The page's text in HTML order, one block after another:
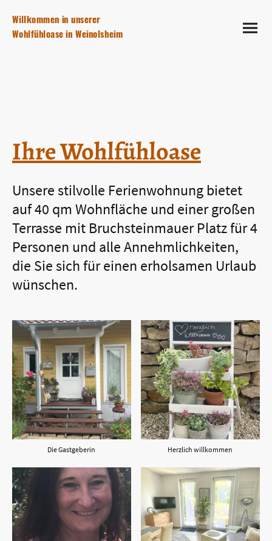
Willkommen in unserer
Wohlfühloase in Weinolsheim
Ihre Wohlfühloase
Unsere stilvolle Ferienwohnung bietet
auf 40 qm Wohnfläche und einer großen
Terrasse mit Bruchsteinmauer Platz für 4
Personen und alle Annehmlichkeiten,
die Sie sich für einen erholsamen Urlaub
wünschen.
Die Gastgeberin Herzlich willkommen